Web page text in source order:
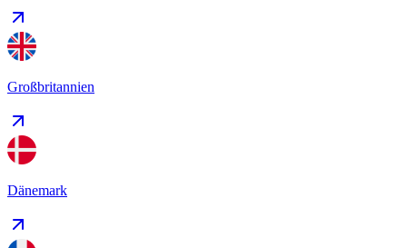
Großbritannien
Dänemark